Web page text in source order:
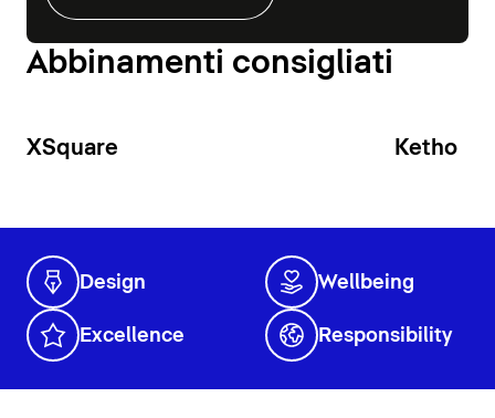
Abbinamenti consigliati
XSquare Ketho
Design Wellbeing
Excellence Responsibility